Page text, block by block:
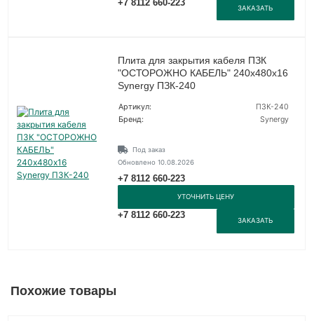
+7 8112 660-223
ЗАКАЗАТЬ
Плита для закрытия кабеля ПЗК
"ОСТОРОЖНО КАБЕЛЬ" 240х480х16
Synergy ПЗК-240
Артикул:
ПЗК-240
Бренд:
Synergy
Под заказ
Обновлено 10.08.2026
+7 8112 660-223
УТОЧНИТЬ ЦЕНУ
+7 8112 660-223
ЗАКАЗАТЬ
Похожие товары